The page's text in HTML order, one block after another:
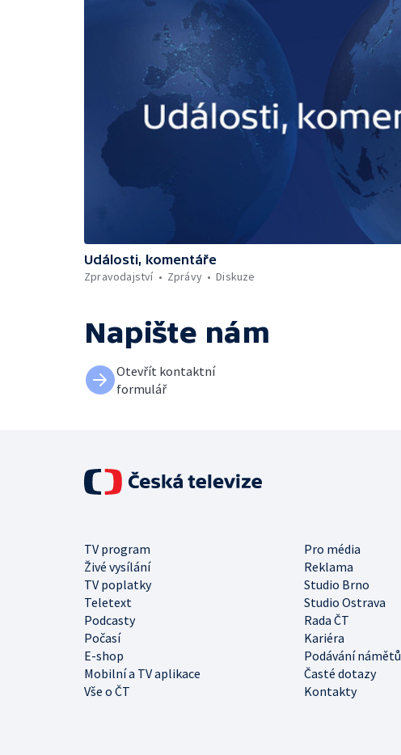
Události, komentáře
Zpravodajství
Zprávy Diskuze
Napište nám
Otevřít kontaktní
formulář
TV program
Pro média
Živé vysílání
Reklama
TV poplatky
Studio Brno
Teletext
Studio Ostrava
Podcasty
Rada ČT
Počasí
Kariéra
E-shop
Podávání námětů
Mobilní a TV aplikace
Časté dotazy
Vše o ČT
Kontakty